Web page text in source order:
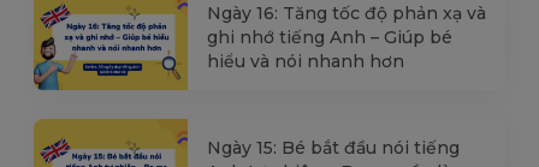
Ngày 16: Tăng tốc độ phản xạ và
ghi nhớ tiếng Anh – Giúp bé
hiểu và nói nhanh hơn
Ngày 15: Bé bắt đầu nói tiếng